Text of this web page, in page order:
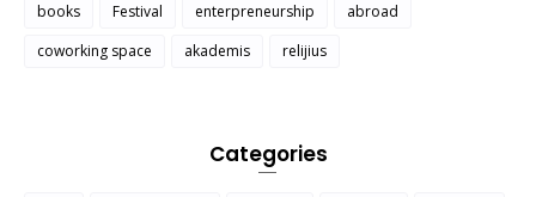
books
Festival enterpreneurship
abroad
coworking space
akademis relijius
Categories